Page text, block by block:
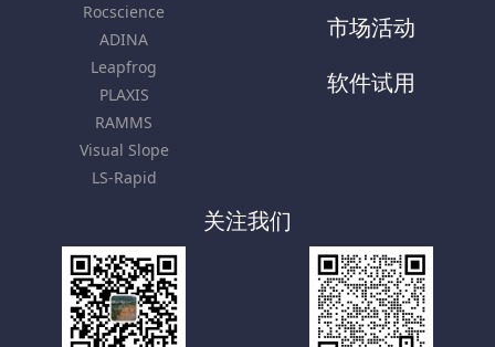
Rocscience
ADINA
Leapfrog
PLAXIS
RAMMS
Visual Slope
LS-Rapid
市场活动
软件试用
关注我们